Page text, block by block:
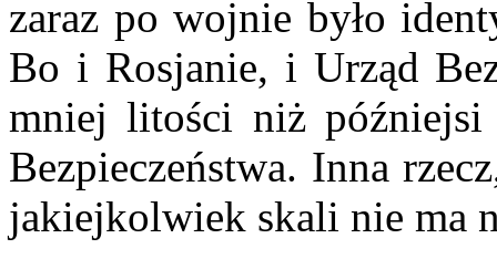
zaraz po wojnie było
Bo i Rosjanie, i Urząd
mniej litości niż późniejsi
Bezpieczeństwa. Inna
jakiejkolwiek skali nie ma